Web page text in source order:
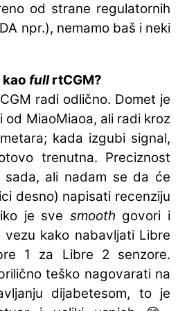
od strane regulatornih
npr.), nemamo baš i neki
kao fullrtCGM?
radi odlično. Domet je
od MiaoMiaoa, ali radi kroz
kada izgubi signal,
trenutna. Preciznost
ali nadam se da će
desno) napisati recenziju
je sve smooth govori i
kako nabavljati Libre
1 za Libre 2 senzore.
teško nagovarati na
dijabetesom, to je